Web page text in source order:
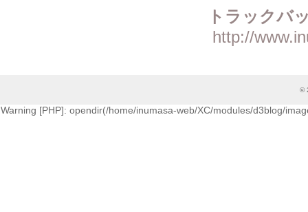
トラックバ
http://
©
Warning [PHP]: opendir(/home/inumasa-web/XC/modules/d3blog/